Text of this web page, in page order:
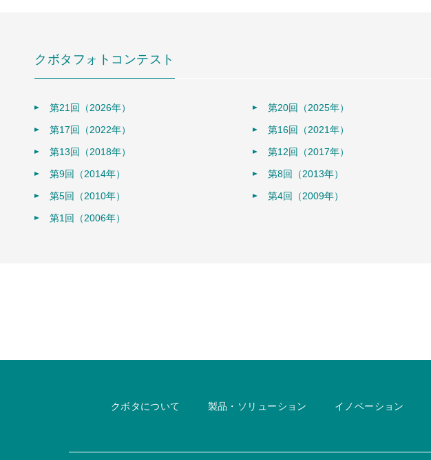
クボタフォトコンテスト
第21回（2026年） 第20回（2025年）
第17回（2022年）
第16回（2021年）
第13回（2018年）
第12回（2017年）
第9回（2014年）
第8回（2013年）
第5回（2010年）
第4回（2009年）
第1回（2006年）
クボタについて 製品・ソリューション イノベーション